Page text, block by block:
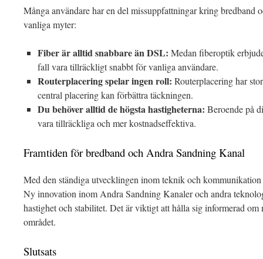
Många användare har en del missuppfattningar kring bredband
vanliga myter:
Fiber är alltid snabbare än DSL: Medan fiberoptik
fall vara tillräckligt snabbt för vanliga användare.
Routerplacering spelar ingen roll: Routerplacering har
central placering kan förbättra täckningen.
Du behöver alltid de högsta hastigheterna: Beroende på
vara tillräckliga och mer kostnadseffektiva.
Framtiden för bredband och Andra Sandning Kanal
Med den ständiga utvecklingen inom teknik och
Ny innovation inom Andra Sandning Kanaler och andra
hastighet och stabilitet. Det är viktigt att hålla sig informerad
området.
Slutsats